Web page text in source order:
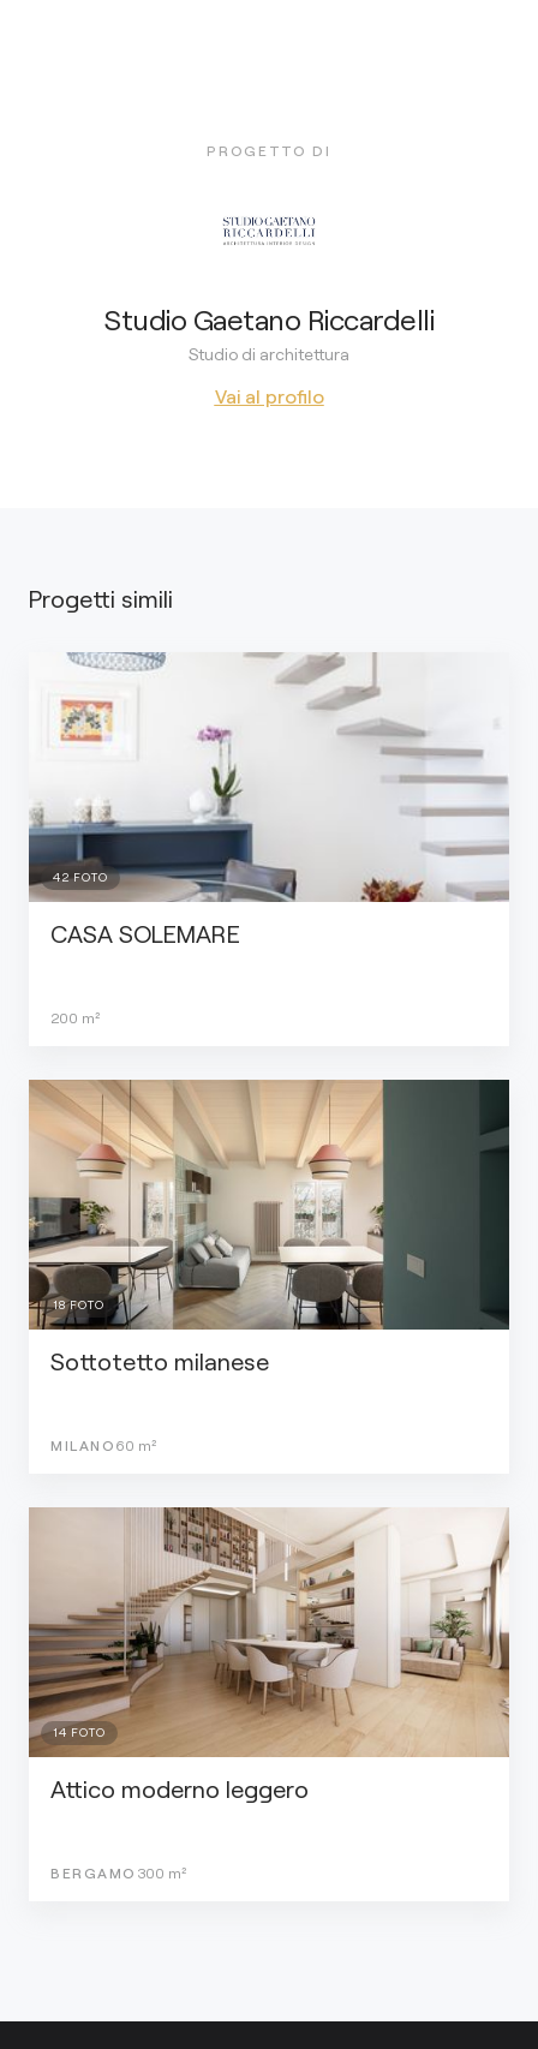
PROGETTO DI
Studio Gaetano Riccardelli
Studio di architettura
Vai al profilo
Progetti simili
42FOTO
CASA SOLEMARE
200 m²
18FOTO
Sottotetto milanese
MILANO 60 m²
14 FOTO
Attico moderno leggero
BERGAMO 300 m²